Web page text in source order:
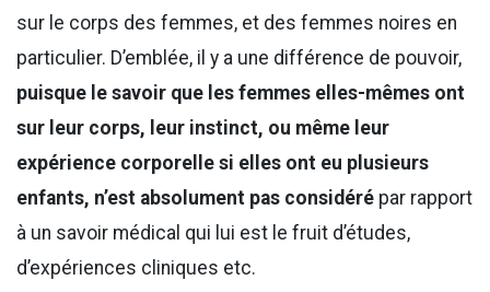
sur le corps des femmes, et des femmes noires en
particulier. D’emblée, il y a une différence de pouvoir,
puisque le savoir que les femmes elles-mêmes ont
sur leur corps, leur instinct, ou même leur
expérience corporelle si elles ont eu plusieurs
enfants, n’est absolument pas considéré par rapport
à un savoir médical qui lui est le fruit d’études,
d’expériences cliniques etc.